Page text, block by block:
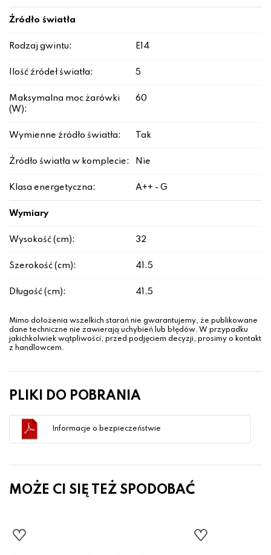
Źródło światła
Rodzaj gwintu: E14
Ilość źródeł światła: 5
Maksymalna moc żarówki
(W):
60
Wymienne źródło światła: Tak
Źródło światła w komplecie: Nie
Klasa energetyczna: A++ - G
Wymiary
Wysokość (cm): 32
Szerokość (cm): 41.5
Długość (cm): 41.5
Mimo dołożenia wszelkich starań nie gwarantujemy, że publikowane
dane techniczne nie zawierają uchybień lub błędów. W przypadku
jakichkolwiek wątpliwości, przed podjęciem decyzji, prosimy o kontakt
z handlowcem.
PLIKI DO POBRANIA
Informacje o bezpieczeństwie
MOŻE CI SIĘ TEŻ SPODOBAĆ